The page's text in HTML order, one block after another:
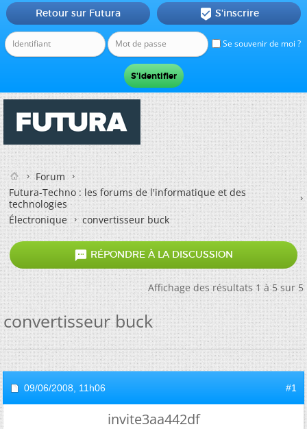
Se souvenir de moi ?
Retour sur Futura  S'inscrire
Forum
Futura-Techno : les forums de l'informatique et des
technologies
Électronique
convertisseur buck
 RÉPONDRE À LA DISCUSSION
Affichage des résultats 1 à 5 sur 5
convertisseur buck
09/06/2008, 11h06 #1
invite3aa442df